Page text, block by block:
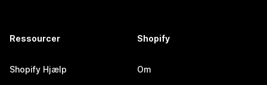
Ressourcer
Shopify Hjælp
Shopify
Om